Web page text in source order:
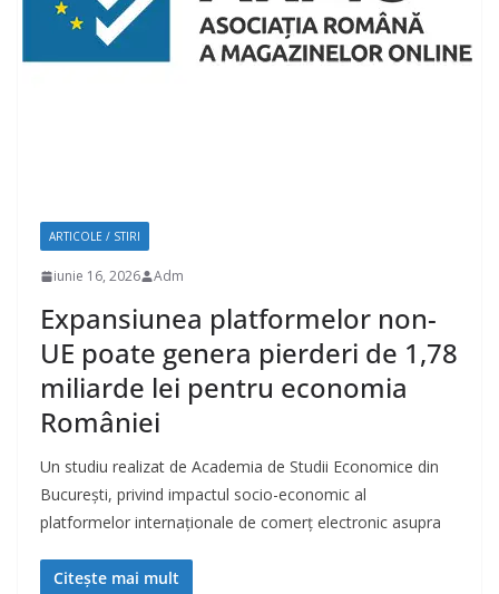
ARTICOLE / STIRI
iunie 16, 2026 Adm
Expansiunea platformelor non-
UE poate genera pierderi de 1,78
miliarde lei pentru economia
României
Un studiu realizat de Academia de Studii Economice din
București, privind impactul socio-economic al
platformelor internaționale de comerț electronic asupra
Citește mai mult